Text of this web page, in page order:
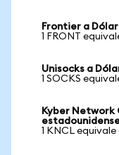
Frontier a
1 FRONT
Unisocks a
1 SOCKS
Kyber Network
1 KNCL equivale